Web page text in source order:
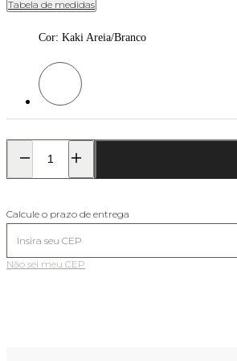
Tabela de medidas
Cor: Kaki Areia/Branco
Cor: Kaki Areia/Branco
Calcule o prazo de entrega
Não sei meu CEP